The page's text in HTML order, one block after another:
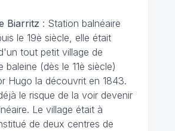
Biarritz : Station balnéaire
le 19è siècle, elle était
tout petit village de
baleine (dès le 11è siècle)
Hugo la découvrit en 1843.
le risque de la voir devenir
Le village était à
de deux centres de